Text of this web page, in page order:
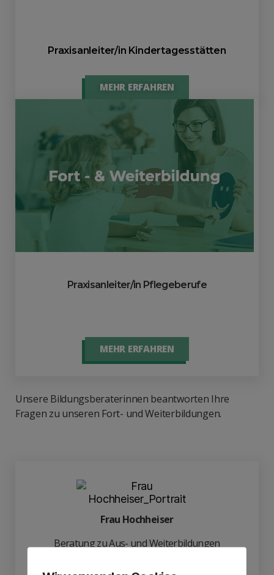
Praxisanleiter/in Kindertagesstätten
MEHR ERFAHREN
Praxisanleiter/in Pflegeberufe
MEHR ERFAHREN
Unsere Bildungsberaterinnen beantworten Ihre
Fragen zu unseren Fort- und Weiterbildungen.
Frau Hochheiser
Beratung zu Aus- und Weiterbildungen